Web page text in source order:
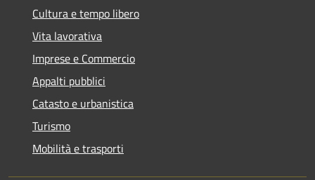
Cultura e tempo libero
Vita lavorativa
Imprese e Commercio
Appalti pubblici
Catasto e urbanistica
Turismo
Mobilità e trasporti